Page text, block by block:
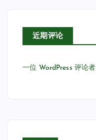
近期评论
一位 WordPress 评论者